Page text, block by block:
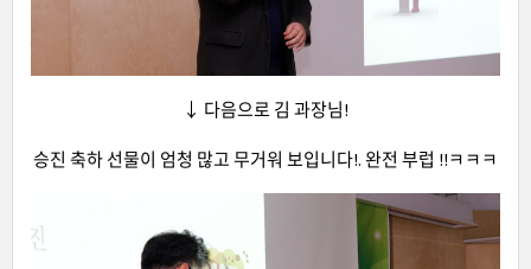
↓ 다음으로 김 과장님!
승진 축하 선물이 엄청 많고 무거워 보입니다!. 완전 부럽 !!ㅋㅋㅋ